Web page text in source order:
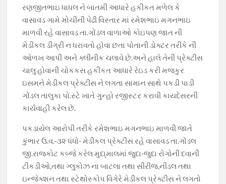
રણજીતભાઇ ધાધલ ને બાતમી આધારે હકીકત મળેલ કે
વાસાવડ ગામે મોચીની પેઢી વિસ્તાર માં રમેશભાઇ મગનભાઇ
માળવી રહે વાસાવડ તા.ગોંડલ વાળાઓ કોઇપણ જાત ની
મેડીકલ ડીગ્રી ન ધરાવતો હોવા છતા પોતાની ડોક્ટર તરીકે ની
ઓળખ આપી અને ક્લીનીક ચલાવે છે.અને હાલે તેની પ્રેક્ટીસ
ચાલુ હોવાની ચોકકસ હકીકત આધારે રેઇડ કરી મજકુર
ઇસમને મેડીકલ પ્રેક્ટીસ ને લગતા સામાન સાથે પકડી પાડી
ગોંડલ તાલુકા પો.સ્ટે ખાતે ગુન્હો રજીસ્ટર કરાવી કાયદેસરની
કાર્યવાહી કરેલ છે.
પકડાયેલ આરોપી તરીકે રમેશભાઇ મગનભાઇ માળવી જાતે
કુંભાર ઉ.વ.-૩૨ ધંધો- મેડીકલ પ્રેક્ટીસ રહે વાસાવડ તા.ગોંડલ
જી.રાજકોટ કબ્જે કરેલ મુદા્માલમાં જુદા-જુદા રોગોની દવાની
ટીકડીઓ,તથા ગ્લુકોઝ ના બાટલા તથા સીરીજ,નીડલ તથા
ઇન્જેક્શન તથા સ્ટેથોસ્કોપ વિગેરે મેડીકલ પ્રેક્ટીસ ને લગતો